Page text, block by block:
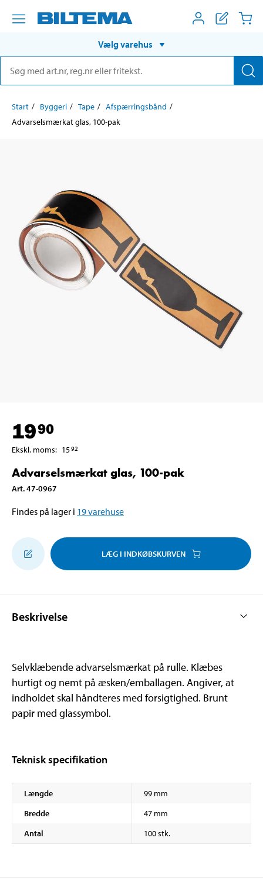
Vælg varehus
Start Byggeri Tape
Afspærringsbånd
Advarselsmærkat glas, 100-pak
1990
Ekskl. moms: 1592
Advarselsmærkat glas, 100-pak
Art.47-0967
Findes på lager i 19varehuse
LÆG I INDKØBSKURVEN
Beskrivelse
Selvklæbende advarselsmærkat på rulle. Klæbes
hurtigt og nemt på æsken/emballagen. Angiver, at
indholdet skal håndteres med forsigtighed. Brunt
papir med glassymbol.
Teknisk specifikation
Længde
99 mm
Bredde
47 mm
Antal
100 stk.